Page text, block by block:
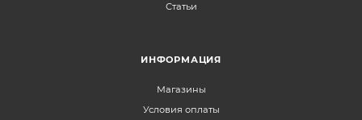
Статьи
ИНФОРМАЦИЯ
Магазины
Условия оплаты